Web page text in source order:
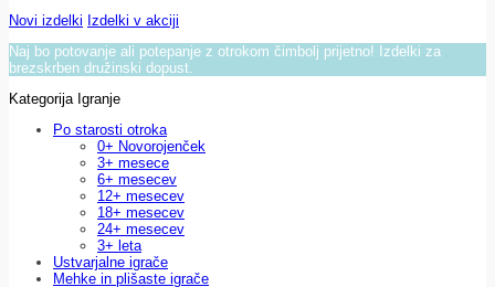
Novi izdelki Izdelki v akciji
Naj bo potovanje ali potepanje z otrokom čimbolj prijetno! Izdelki za
brezskrben družinski dopust.
Kategorija Igranje
Po starosti otroka
0+ Novorojenček
3+ mesece
6+ mesecev
12+ mesecev
18+ mesecev
24+ mesecev
3+ leta
Ustvarjalne igrače
Mehke in plišaste igrače